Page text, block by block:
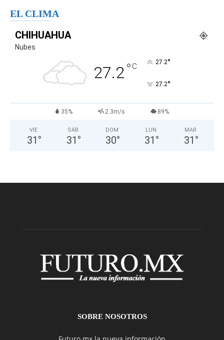
EL CLIMA
CHIHUAHUA
Nubes
27.2°C 27.2°
27.2°
35% 2.3m/s 89%
VIE
31 °
SÁB
31 °
DOM
30°
LUN
31 °
MAR
31 °
SOBRE NOSOTROS